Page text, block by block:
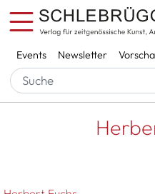
Direkt zum Inhalt
Services
Events Newsletter
Startseite